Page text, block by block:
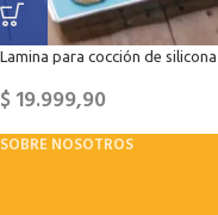
Lamina para cocción de silicona
$19.999,90
SOBRE NOSOTROS